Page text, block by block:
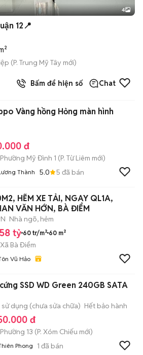
4
12📍
(P. Trung Mỹ Tây mới)
Bấm để hiện số Chat
Vàng hồng Hỏng màn hình
đ
Phường Mỹ Đình 1 (P. Từ Liêm mới)
Thành 5.0 5 đã bán
HẼM XE TẢI, NGAY QL1A,
VĂN HỚN, BÀ ĐIỂM
Nhà ngõ, hẻm
tỷ 60 tr/m² 60 m²
Xã Bà Điểm
Vũ Hảo
SSD WD Green 240GB SATA
dụng (chưa sửa chữa) Hết bảo hành
đ
Phường 13 (P. Xóm Chiếu mới)
Phong 1 đã bán